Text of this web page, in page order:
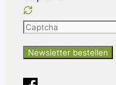
Please
the